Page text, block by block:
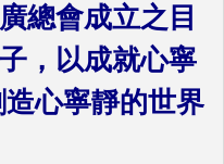
總會成立之目
，以成就心寧
心寧靜的世界